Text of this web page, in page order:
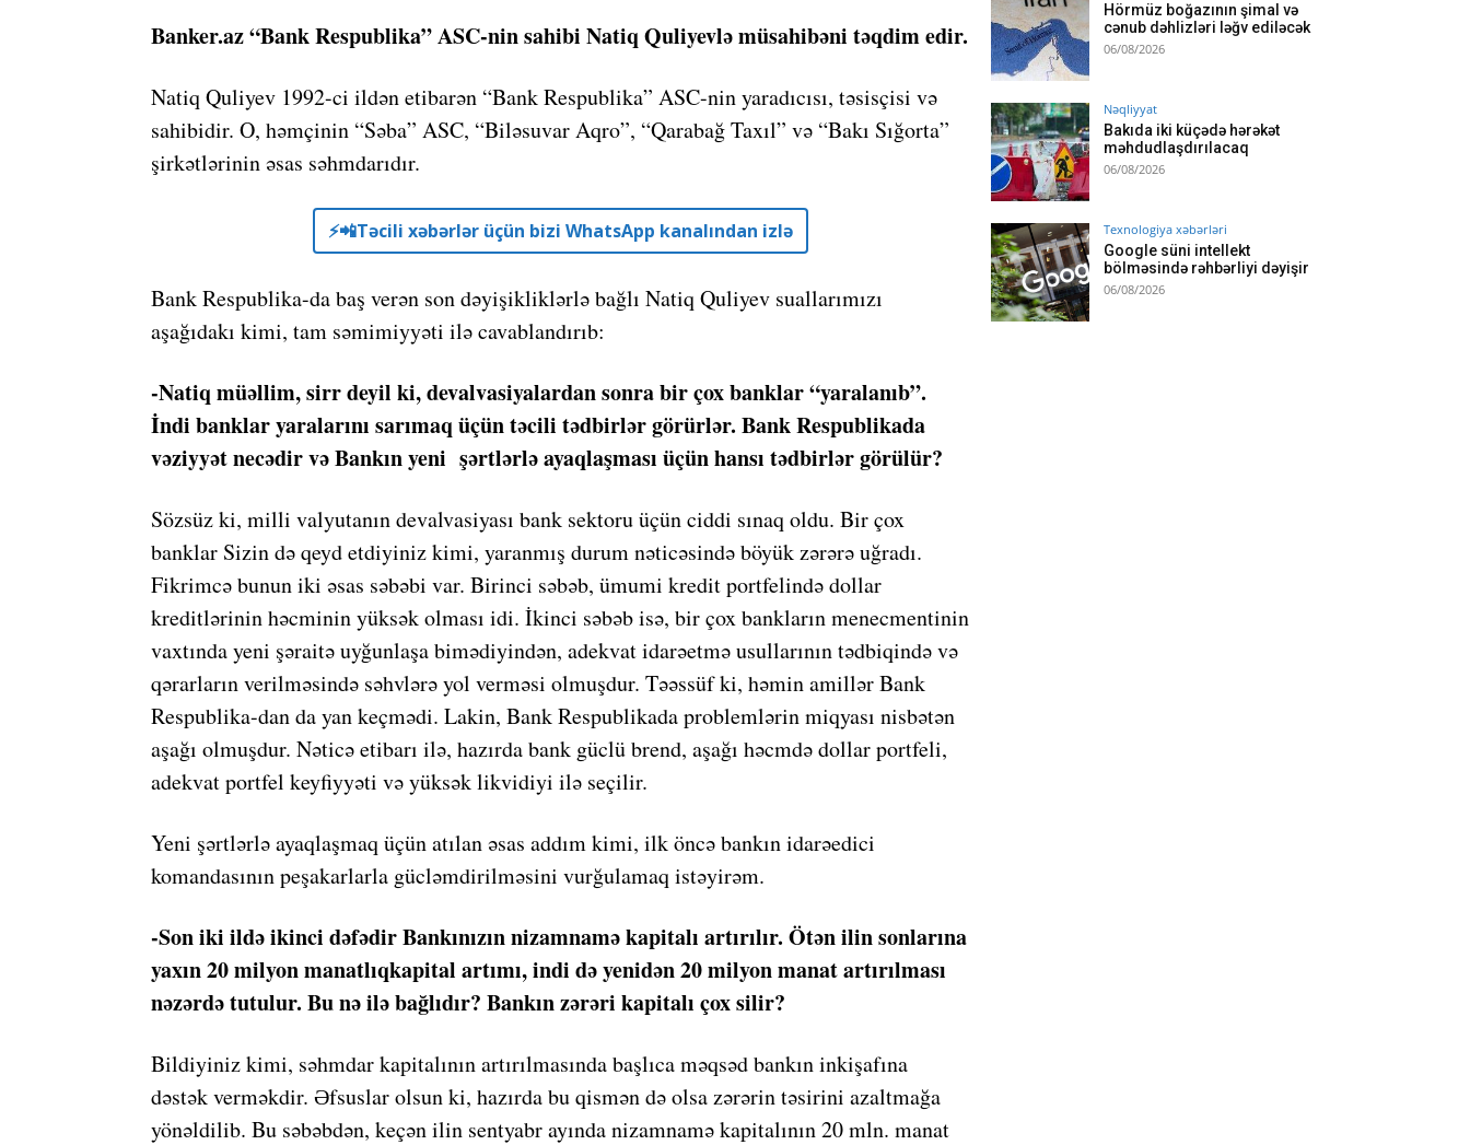
Banker.az “Bank Respublika” ASC-nin sahibi Natiq Quliyevlə müsahibəni təqdim edir.
Natiq Quliyev 1992-ci ildən etibarən “Bank Respublika” ASC-nin yaradıcısı, təsisçisi və
sahibidir. O, həmçinin “Səba” ASC, “Biləsuvar Aqro”, “Qarabağ Taxıl” və “Bakı Sığorta”
şirkətlərinin əsas səhmdarıdır.
⚡️📲Təcili xəbərlər üçün bizi WhatsApp kanalından izlə
Bank Respublika-da baş verən son dəyişikliklərlə bağlı Natiq Quliyev suallarımızı
aşağıdakı kimi, tam səmimiyyəti ilə cavablandırıb:
-Natiq müəllim, sirr deyil ki, devalvasiyalardan sonra bir çox banklar “yaralanıb”.
İndi banklar yaralarını sarımaq üçün təcili tədbirlər görürlər. Bank Respublikada
vəziyyət necədir və Bankın yeni şərtlərlə ayaqlaşması üçün hansı tədbirlər görülür?
Sözsüz ki, milli valyutanın devalvasiyası bank sektoru üçün ciddi sınaq oldu. Bir çox
banklar Sizin də qeyd etdiyiniz kimi, yaranmış durum nəticəsində böyük zərərə uğradı.
Fikrimcə bunun iki əsas səbəbi var. Birinci səbəb, ümumi kredit portfelində dollar
kreditlərinin həcminin yüksək olması idi. İkinci səbəb isə, bir çox bankların menecmentinin
vaxtında yeni şəraitə uyğunlaşa bimədiyindən, adekvat idarəetmə usullarının tədbiqində və
qərarların verilməsində səhvlərə yol verməsi olmuşdur. Təəssüf ki, həmin amillər Bank
Respublika-dan da yan keçmədi. Lakin, Bank Respublikada problemlərin miqyası nisbətən
aşağı olmuşdur. Nəticə etibarı ilə, hazırda bank güclü brend, aşağı həcmdə dollar portfeli,
adekvat portfel keyfiyyəti və yüksək likvidiyi ilə seçilir.
Yeni şərtlərlə ayaqlaşmaq üçün atılan əsas addım kimi, ilk öncə bankın idarəedici
komandasının peşakarlarla gücləmdirilməsini vurğulamaq istəyirəm.
-Son iki ildə ikinci dəfədir Bankınızın nizamnamə kapitalı artırılır. Ötən ilin sonlarına
yaxın 20 milyon manatlıqkapital artımı, indi də yenidən 20 milyon manat artırılması
nəzərdə tutulur. Bu nə ilə bağlıdır? Bankın zərəri kapitalı çox silir?
Bildiyiniz kimi, səhmdar kapitalının artırılmasında başlıca məqsəd bankın inkişafına
dəstək verməkdir. Əfsuslar olsun ki, hazırda bu qismən də olsa zərərin təsirini azaltmağa
yönəldilib. Bu səbəbdən, keçən ilin sentyabr ayında nizamnamə kapitalının 20 mln. manat
Hörmüz boğazının şimal və
cənub dəhlizləri ləğv ediləcək
06/08/2026
Nəqliyyat
Bakıda iki küçədə hərəkət
məhdudlaşdırılacaq
06/08/2026
Texnologiya xəbərləri
Google süni intellekt
bölməsində rəhbərliyi dəyişir
06/08/2026